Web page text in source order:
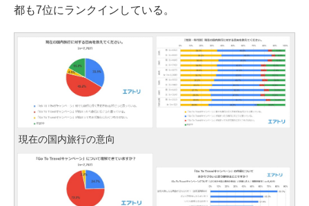
都も7位にランクインしている。
現在の国内旅行の意向